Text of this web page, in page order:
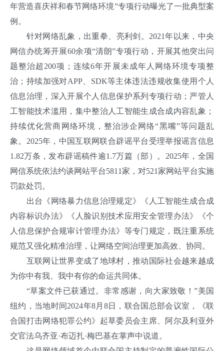
年营造喜庆祥和春节网络环境”专项行动曝光了一批典型案
例。
针对网络乱象，出重拳、亮利剑。2021年以来，中央
网信办统筹开展60余项“清朗”专项行动，开展其他突出问
题整治超200项；连续6年开展未成年人网络环境专项整
治；持续加强对APP、SDK等主体违法违规收集使用个人
信息治理，深入开展个人信息保护系列专项行动；严管人
工智能技术滥用，集中整治人工智能生成合成内容乱象；
持续优化营商网络环境，整治涉企网络“黑嘴”等问题乱
象。2025年，中国互联网联合辟谣平台受理举报谣言信息
1.82万条，发布辟谣稿件逾1.7万篇（部）。2025年，全国
网信系统依法约谈网站平台5811家，对521家网站平台实施
罚款处罚。
出台《网络暴力信息治理规定》《人工智能生成合成
内容标识办法》《人脸识别技术应用安全管理办法》《个
人信息保护合规审计管理办法》等专门规定，既注重系统
规范又强化精准治理，让网络空间治理更加高效、协同。
互联网让世界变成了地球村，推动国际社会越来越成
为你中有我、我中有你的命运共同体。
“草案文件已获通过。非常感谢，向大家致敬！”美国
纽约，当地时间2024年8月8日，联合国总部会议室，《联
合国打击网络犯罪公约》起草委员会主席、阿尔及利亚外
交官法乌齐亚·布迈扎·梅巴基在掌声中说道。